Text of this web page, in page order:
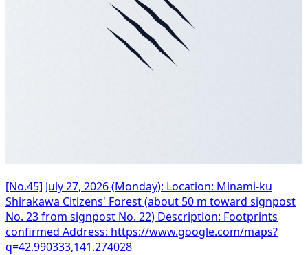
[No.45] July 27, 2026 (Monday): Location: Minami-ku
Shirakawa Citizens' Forest (about 50 m toward signpost
No. 23 from signpost No. 22) Description: Footprints
confirmed Address: https://www.google.com/maps?
q=42.990333,141.274028